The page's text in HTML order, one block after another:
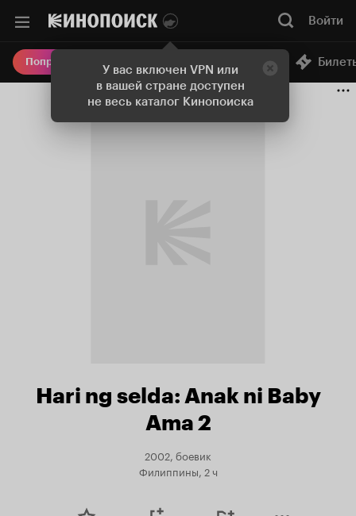
У вас включен VPN или
в вашей стране доступен
не весь каталог Кинопоиска
Войти
Попробовать Плюс Онлайн-кинотеатр
Hari ng selda: Anak ni Baby
Ama 2
2002, боевик
Филиппины, 2 ч